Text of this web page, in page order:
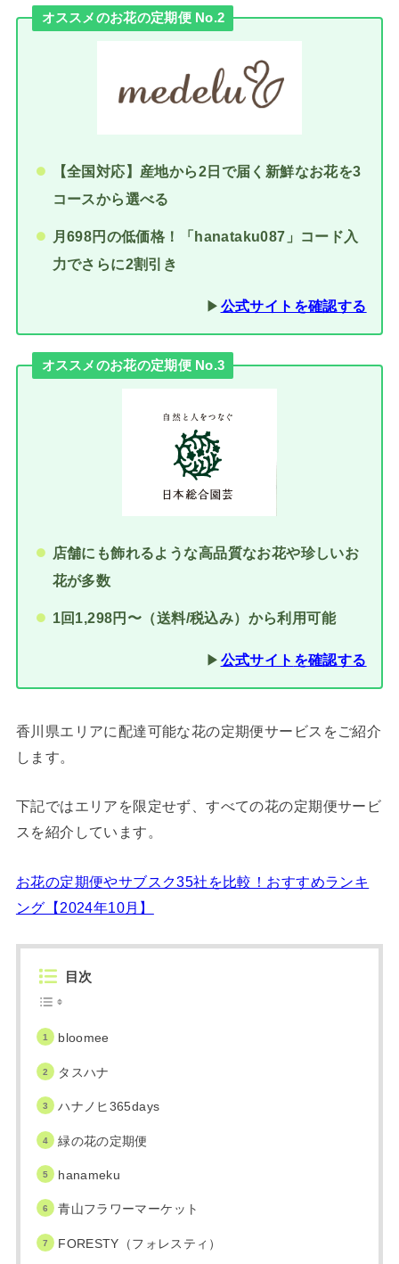
オススメのお花の定期便 No.2
【全国対応】産地から2日で届く新鮮なお花を3
コースから選べる
月698円の低価格！「hanataku087」コード入
力でさらに2割引き
▶︎ 公式サイトを確認する
オススメのお花の定期便 No.3
店舗にも飾れるような高品質なお花や珍しいお
花が多数
1回1,298円〜（送料/税込み）から利用可能
▶︎ 公式サイト を確認する
香川県エリアに配達可能な花の定期便サービスをご紹介
します。
下記ではエリアを限定せず、すべての花の定期便サービ
スを紹介しています。
お花の定期便やサブスク35社を比較！おすすめランキ
ング【2024年10月】
目次
bloomee
タスハナ
ハナノヒ365days
緑の花の定期便
hanameku
青山フラワーマーケット
FORESTY（フォレスティ）